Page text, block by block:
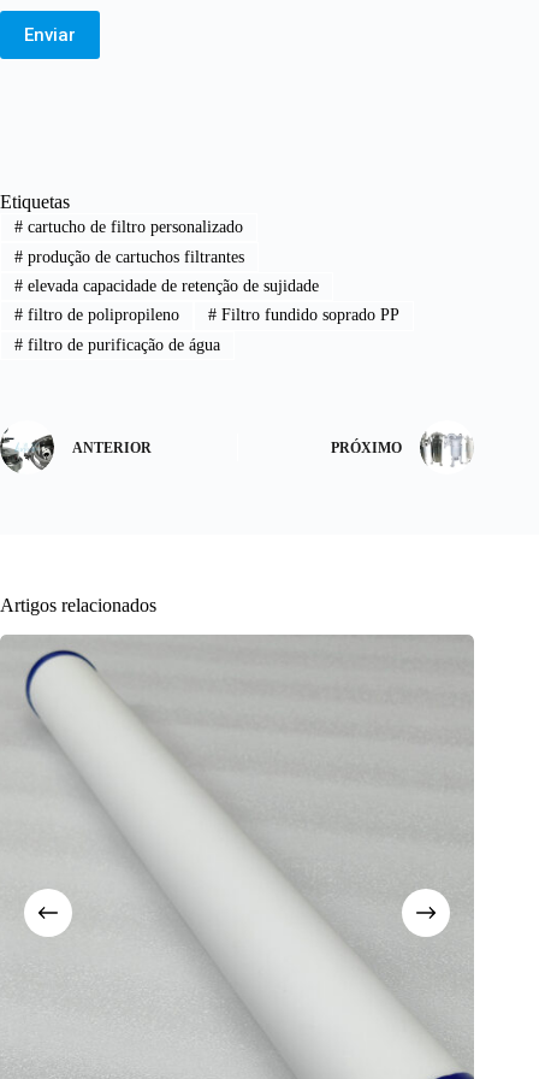
Enviar
Etiquetas
#cartucho de filtro personalizado
#produção de cartuchos filtrantes
#elevada capacidade de retenção de sujidade
#filtro de polipropileno #Filtro fundido soprado PP
#filtro de purificação de água
ANTERIOR PRÓXIMO
Artigos relacionados